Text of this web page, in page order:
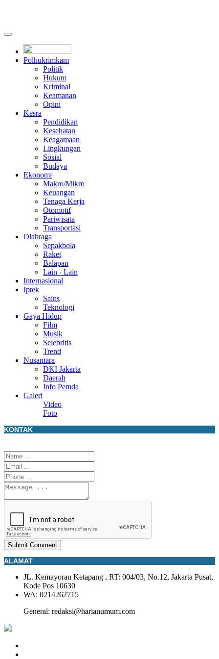
Polhukrimkam
Politik
Hukum
Kriminal
Keamanan
Opini
Kesra
Pendidikan
Kesehatan
Keagamaan
Lingkungan
Sosial
Budaya
Ekonomi
Makro/Mikro
Keuangan
Tenaga Kerja
Otomotif
Pariwisata
Transportasi
Olahraga
Sepakbola
Raket
Balapan
Lain - Lain
Internasional
Iptek
Sains
Teknologi
Gaya Hidup
Film
Musik
Selebritis
Trend
Nusantara
DKI Jakarta
Daerah
Info Pemda
Galeri
Video
Foto
KONTAK
Submit Comment
ALAMAT
JL. Kemayoran Ketapang , RT: 004/03, No.12, Jakarta Pusat,
Kode Pos 10630
WA: 0214262715
General: redaksi@harianumum.com